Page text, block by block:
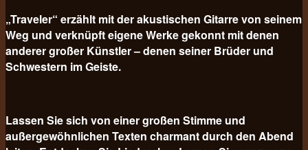
„Traveler“ erzählt mit der akustischen Gitarre von seinem
Weg und verknüpft eigene Werke gekonnt mit denen
anderer großer Künstler – denen seiner Brüder und
Schwestern im Geiste.
Lassen Sie sich von einer großen Stimme und
außergewöhnlichen Texten charmant durch den Abend